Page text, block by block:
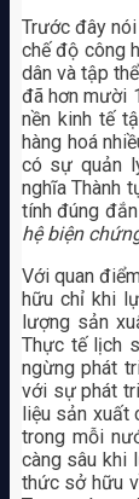
Trước đây
chế độ công
dân và tập
đã hơn mười
nền kinh tế
hàng hoá
có sự quản
nghĩa Thành
tính đúng
hệ biện
Với quan
hữu chỉ khi
lượng sản
Thực tế lịch
ngừng phát
với sự phát
liệu sản xuất
trong mỗi
càng sâu khi
thức sở hữu